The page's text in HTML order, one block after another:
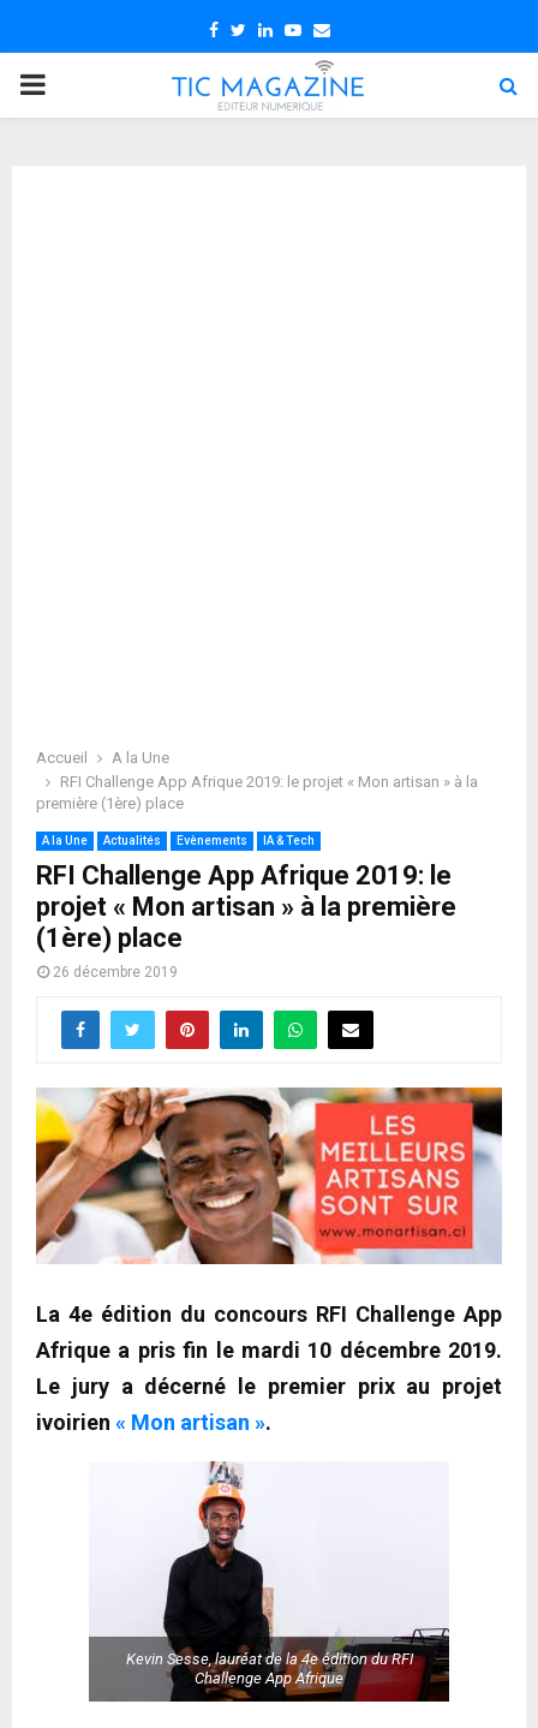
Facebook
TwitterLinkedin
Youtube
Email
PRIMARY
Accueil
A la Une
RFI Challenge App Afrique 2019: le projet « Mon artisan » à la
première (1ère) place
A la Une Actualités Evènements IA & Tech
RFI Challenge App Afrique 2019: le
projet « Mon artisan » à la première
(1ère) place
26 décembre 2019
La 4e édition du concours RFI Challenge App
Afrique a pris fin le mardi 10 décembre 2019.
Le jury a décerné le premier prix au projet
ivoirien « Mon artisan ».
Kevin Sesse, lauréat de la 4e édition du RFI
Challenge App Afrique